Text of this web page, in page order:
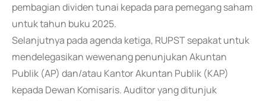
pembagian dividen tunai kepada para pemegang saham
untuk tahun buku 2025.
Selanjutnya pada agenda ketiga, RUPST sepakat untuk
mendelegasikan wewenang penunjukan Akuntan
Publik (AP) dan/atau Kantor Akuntan Publik (KAP)
kepada Dewan Komisaris. Auditor yang ditunjuk